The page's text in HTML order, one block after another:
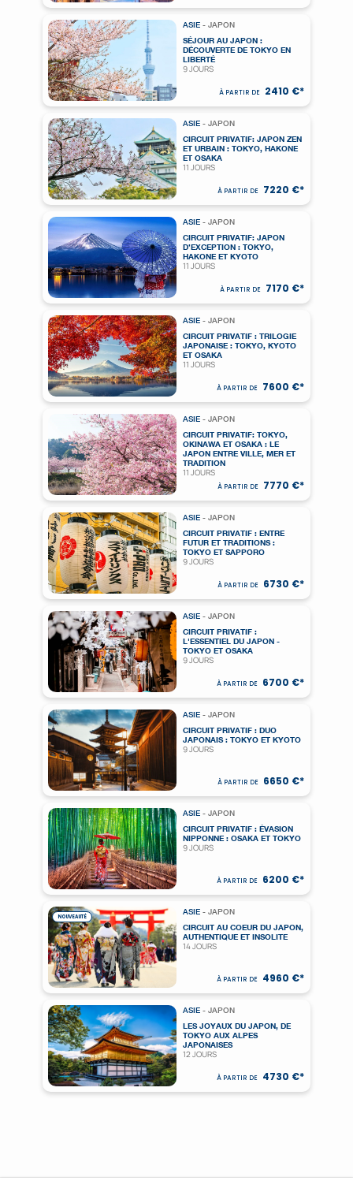
ASIE - JAPON
SÉJOUR AU JAPON :
DÉCOUVERTE DE TOKYO EN
LIBERTÉ
9 JOURS
À PARTIR DE 2410 €*
ASIE - JAPON
CIRCUIT PRIVATIF: JAPON ZEN
ET URBAIN : TOKYO, HAKONE
ET OSAKA
11 JOURS
À PARTIR DE 7220 €*
ASIE - JAPON
CIRCUIT PRIVATIF: JAPON
D’EXCEPTION : TOKYO,
HAKONE ET KYOTO
11 JOURS
À PARTIR DE 7170 €*
ASIE - JAPON
CIRCUIT PRIVATIF : TRILOGIE
JAPONAISE : TOKYO, KYOTO
ET OSAKA
11 JOURS
À PARTIR DE 7600 €*
ASIE - JAPON
CIRCUIT PRIVATIF: TOKYO,
OKINAWA ET OSAKA : LE
JAPON ENTRE VILLE, MER ET
TRADITION
11 JOURS
À PARTIR DE 7770 €*
ASIE - JAPON
CIRCUIT PRIVATIF : ENTRE
FUTUR ET TRADITIONS :
TOKYO ET SAPPORO
9 JOURS
À PARTIR DE 6730 €*
ASIE - JAPON
CIRCUIT PRIVATIF :
L'ESSENTIEL DU JAPON -
TOKYO ET OSAKA
9 JOURS
À PARTIR DE 6700 €*
ASIE - JAPON
CIRCUIT PRIVATIF : DUO
JAPONAIS : TOKYO ET KYOTO
9 JOURS
À PARTIR DE 6650 €*
ASIE - JAPON
CIRCUIT PRIVATIF : ÉVASION
NIPPONNE : OSAKA ET TOKYO
9 JOURS
À PARTIR DE 6200 €*
ASIE - JAPON
CIRCUIT AU COEUR DU JAPON,
AUTHENTIQUE ET INSOLITE
14 JOURS
À PARTIR DE 4960 €*
NOUVEAUTÉ
ASIE - JAPON
LES JOYAUX DU JAPON, DE
TOKYO AUX ALPES
JAPONAISES
12 JOURS
À PARTIR DE 4730 €*